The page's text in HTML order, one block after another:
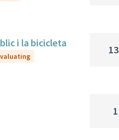
i la bicicleta
13
1